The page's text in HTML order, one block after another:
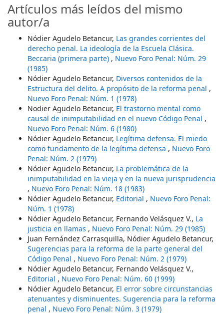
Artículos más leídos del mismo
autor/a
Nódier Agudelo Betancur, Las grandes corrientes del
derecho penal. La ideología de la Escuela Clásica.
Beccaria (primera parte) , Nuevo Foro Penal: Núm. 29
(1985)
Nódier Agudelo Betancur, Diversos contenidos de la
Estructura del delito. A propósito de la reforma penal ,
Nuevo Foro Penal: Núm. 1 (1978)
Nodier Agudelo Betancur, El trastorno mental como
causal de inimputabilidad en el nuevo Código Penal ,
Nuevo Foro Penal: Núm. 6 (1980)
Nódier Agudelo Betancur, Legítima defensa. El miedo
como fundamento de la legítima defensa , Nuevo Foro
Penal: Núm. 2 (1979)
Nódier Agudelo Betancur, La problemática de la
inimputabilidad en la vieja y en la nueva jurisprudencia
, Nuevo Foro Penal: Núm. 18 (1983)
Nódier Agudelo Betancur, Editorial , Nuevo Foro Penal:
Núm. 1 (1978)
Nódier Agudelo Betancur, Fernando Velásquez V., La
justicia en llamas , Nuevo Foro Penal: Núm. 29 (1985)
Juan Fernández Carrasquilla, Nódier Agudelo Betancur,
Sugerencias para la reforma de la parte general del
Código Penal , Nuevo Foro Penal: Núm. 2 (1979)
Nódier Agudelo Betancur, Fernando Velásquez V.,
Editorial , Nuevo Foro Penal: Núm. 60 (1999)
Nódier Agudelo Betancur, El error sobre circunstancias
atenuantes y disminuentes. Sugerencia para la reforma
penal , Nuevo Foro Penal: Núm. 3 (1979)